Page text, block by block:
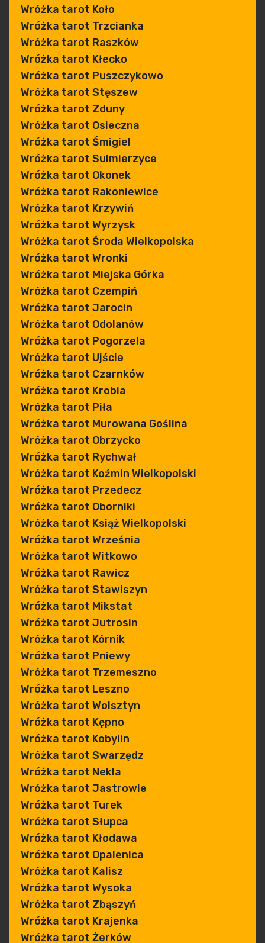
Wróżka tarot Koło
Wróżka tarot Trzcianka
Wróżka tarot Raszków
Wróżka tarot Kłecko
Wróżka tarot Puszczykowo
Wróżka tarot Stęszew
Wróżka tarot Zduny
Wróżka tarot Osieczna
Wróżka tarot Śmigiel
Wróżka tarot Sulmierzyce
Wróżka tarot Okonek
Wróżka tarot Rakoniewice
Wróżka tarot Krzywiń
Wróżka tarot Wyrzysk
Wróżka tarot Środa Wielkopolska
Wróżka tarot Wronki
Wróżka tarot Miejska Górka
Wróżka tarot Czempiń
Wróżka tarot Jarocin
Wróżka tarot Odolanów
Wróżka tarot Pogorzela
Wróżka tarot Ujście
Wróżka tarot Czarnków
Wróżka tarot Krobia
Wróżka tarot Piła
Wróżka tarot Murowana Goślina
Wróżka tarot Obrzycko
Wróżka tarot Rychwał
Wróżka tarot Koźmin Wielkopolski
Wróżka tarot Przedecz
Wróżka tarot Oborniki
Wróżka tarot Książ Wielkopolski
Wróżka tarot Września
Wróżka tarot Witkowo
Wróżka tarot Rawicz
Wróżka tarot Stawiszyn
Wróżka tarot Mikstat
Wróżka tarot Jutrosin
Wróżka tarot Kórnik
Wróżka tarot Pniewy
Wróżka tarot Trzemeszno
Wróżka tarot Leszno
Wróżka tarot Wolsztyn
Wróżka tarot Kępno
Wróżka tarot Kobylin
Wróżka tarot Swarzędz
Wróżka tarot Nekla
Wróżka tarot Jastrowie
Wróżka tarot Turek
Wróżka tarot Słupca
Wróżka tarot Kłodawa
Wróżka tarot Opalenica
Wróżka tarot Kalisz
Wróżka tarot Wysoka
Wróżka tarot Zbąszyń
Wróżka tarot Krajenka
Wróżka tarot Żerków